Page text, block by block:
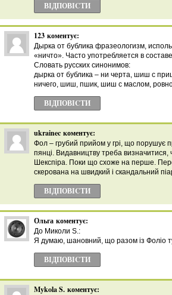
ВІДПОВІCТИ
123 коментує:
Дырка от бублика фразеологизм,
«ничто». Часто употребляется в
Словать русских синонимов:
дырка от бублика – ни черта, шиш с
ничего, шиш, пшик, шиш с маслом,
ВІДПОВІCТИ
ukrainec коментує:
Фол – грубий прийом у грі, що порушує
пянці. Видавництву треба визначитися,
Шекспіра. Поки що схоже на перше.
скерована на швидкий і скандальний
ВІДПОВІCТИ
Ольга коментує:
До Миколи S.:
Я думаю, шановний, що разом із Фоліо
ВІДПОВІCТИ
Mykola S. коментує: